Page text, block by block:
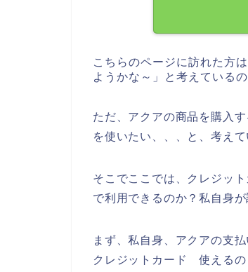
こちらのページに訪れた方
ようかな～」と考えている
ただ、アクアの商品を購入
を使いたい、、、と、考え
そこでここでは、クレジッ
で利用できるのか？私自身
まず、私自身、アクアの支
クレジットカード 使えるの